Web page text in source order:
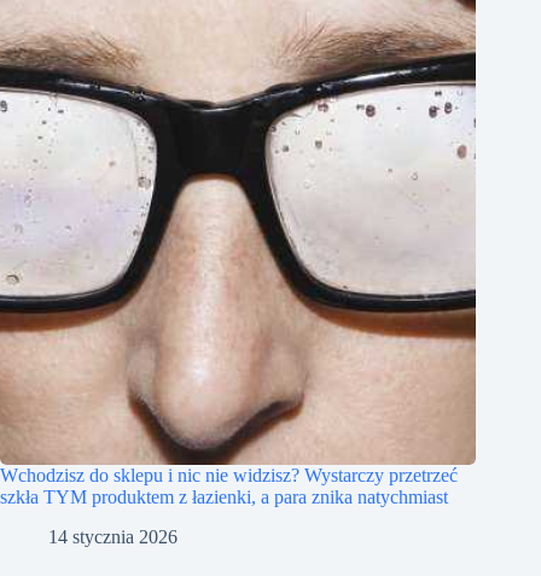
Wchodzisz do sklepu i nic nie widzisz? Wystarczy przetrzeć
szkła TYM produktem z łazienki, a para znika natychmiast
14 stycznia 2026